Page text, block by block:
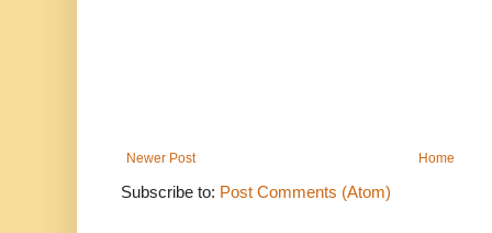
Newer Post Home
Subscribe to: Post Comments (Atom)